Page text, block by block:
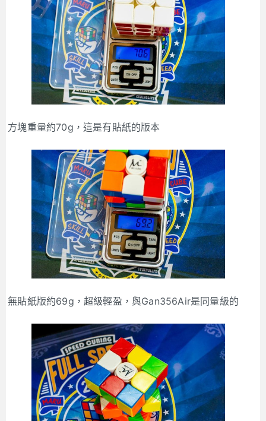
方塊重量約70g，這是有貼紙的版本
無貼紙版約69g，超級輕盈，與Gan356Air是同量級的